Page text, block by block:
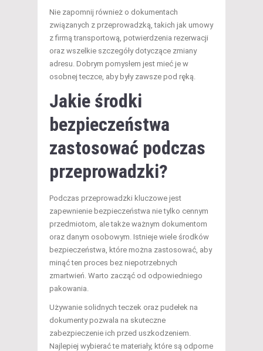
Nie zapomnij również o dokumentach
związanych z przeprowadzką, takich jak umowy
z firmą transportową, potwierdzenia rezerwacji
oraz wszelkie szczegóły dotyczące zmiany
adresu. Dobrym pomysłem jest mieć je w
osobnej teczce, aby były zawsze pod ręką.
Jakie środki
bezpieczeństwa
zastosować podczas
przeprowadzki?
Podczas przeprowadzki kluczowe jest
zapewnienie bezpieczeństwa nie tylko cennym
przedmiotom, ale także ważnym dokumentom
oraz danym osobowym. Istnieje wiele środków
bezpieczeństwa, które można zastosować, aby
minąć ten proces bez niepotrzebnych
zmartwień. Warto zacząć od odpowiedniego
pakowania.
Używanie solidnych teczek oraz pudełek na
dokumenty pozwala na skuteczne
zabezpieczenie ich przed uszkodzeniem.
Najlepiej wybierać te materiały, które są odporne